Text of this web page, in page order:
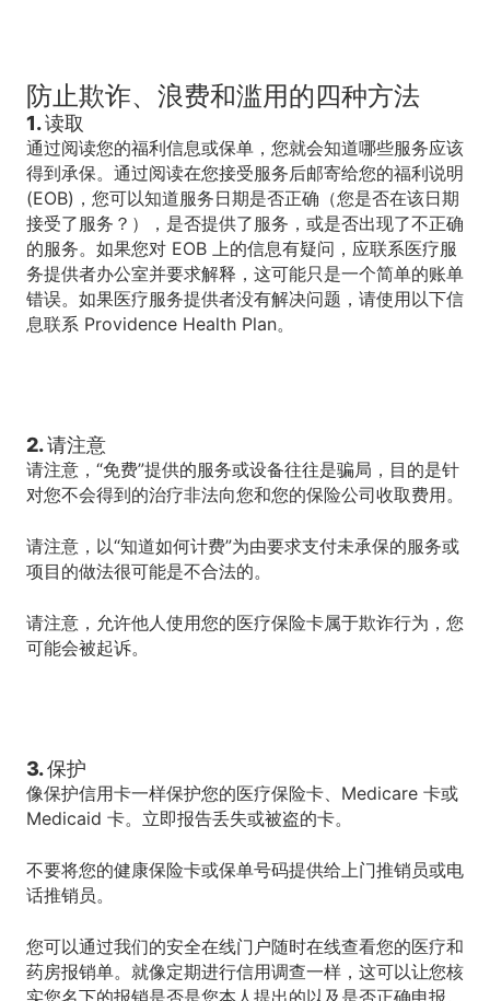
防止欺诈、浪费和滥用的四种方法
1. 读取
通过阅读您的福利信息或保单，您就会知道哪些服务应该
得到承保。通过阅读在您接受服务后邮寄给您的福利说明
(EOB)，您可以知道服务日期是否正确（您是否在该日期
接受了服务？），是否提供了服务，或是否出现了不正确
的服务。如果您对 EOB 上的信息有疑问，应联系医疗服
务提供者办公室并要求解释，这可能只是一个简单的账单
错误。如果医疗服务提供者没有解决问题，请使用以下信
息联系 Providence Health Plan。
2. 请注意
请注意，“免费”提供的服务或设备往往是骗局，目的是针
对您不会得到的治疗非法向您和您的保险公司收取费用。
请注意，以“知道如何计费”为由要求支付未承保的服务或
项目的做法很可能是不合法的。
请注意，允许他人使用您的医疗保险卡属于欺诈行为，您
可能会被起诉。
3. 保护
像保护信用卡一样保护您的医疗保险卡、Medicare 卡或
Medicaid 卡。立即报告丢失或被盗的卡。
不要将您的健康保险卡或保单号码提供给上门推销员或电
话推销员。
您可以通过我们的安全在线门户随时在线查看您的医疗和
药房报销单。就像定期进行信用调查一样，这可以让您核
实您名下的报销是否是您本人提出的以及是否正确申报。